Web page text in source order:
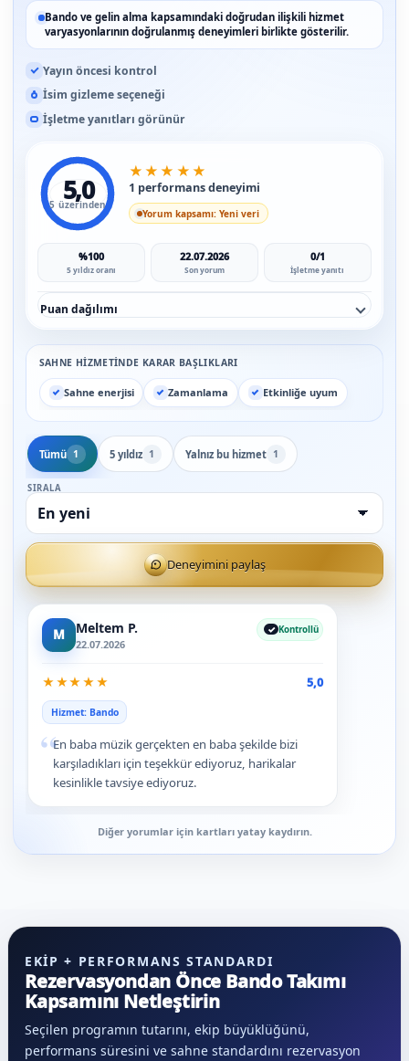
Bando ve gelin alma kapsamındaki doğrudan ilişkili hizmet
varyasyonlarının doğrulanmış deneyimleri birlikte gösterilir.
Yayın öncesi kontrol
İsim gizleme seçeneği
İşletme yanıtları görünür
5,0
5 üzerinden
★ ★ ★ ★ ★
1 performans deneyimi
Yorum kapsamı: Yeni veri
%100
5 yıldız oranı
22.07.2026
Son yorum
0/1
İşletme yanıtı
Puan dağılımı
SAHNE HIZMETINDE KARAR BAŞLIKLARI
Sahne enerjisi Zamanlama Etkinliğe uyum
Tümü 1 5 yıldız 1 Yalnız bu hizmet 1
SIRALA
Deneyimini paylaş
M Meltem P.
22.07.2026
Kontrollü
★★★★★ 5,0
Hizmet: Bando
“En baba müzik gerçekten en baba şekilde bizi
karşıladıkları için teşekkür ediyoruz, harikalar
kesinlikle tavsiye ediyoruz.
Diğer yorumlar için kartları yatay kaydırın.
EKIP + PERFORMANS STANDARDI
Rezervasyondan Önce Bando Takımı
Kapsamını Netleştirin
Seçilen programın tutarını, ekip büyüklüğünü,
performans süresini ve sahne standardını rezervasyon